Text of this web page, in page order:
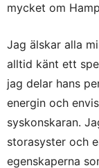
mycket om
Jag älskar alla
alltid känt ett
jag delar hans
energin och
syskonskaran.
storasyster och
egenskaperna